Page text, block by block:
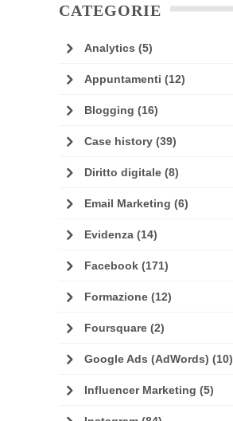
CATEGORIE
Analytics (5)
Appuntamenti (12)
Blogging (16)
Case history (39)
Diritto digitale (8)
Email Marketing (6)
Evidenza (14)
Facebook (171)
Formazione (12)
Foursquare (2)
Google Ads (AdWords) (10)
Influencer Marketing (5)